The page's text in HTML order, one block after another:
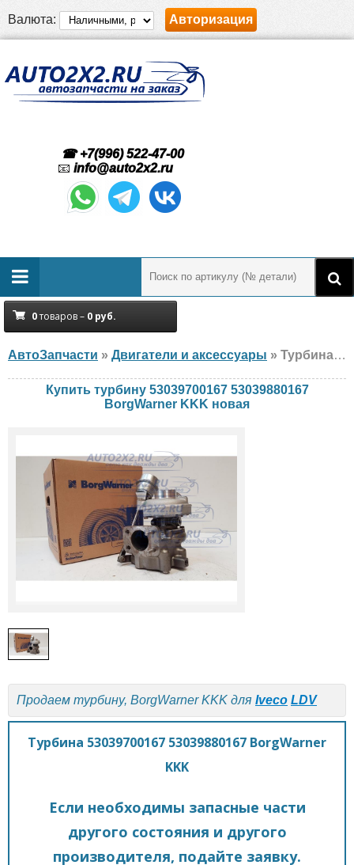
Валюта: Авторизация
☎ +7(996) 522-47-00
📧 info@auto2x2.ru
0товаров – 0 руб.
АвтоЗапчасти » Двигатели и аксессуары » Турбина BorgWarner KKK 53039700167 53039880167 Iveco, LDV, новая
Купить турбину 53039700167 53039880167
BorgWarner KKK новая
Продаем турбину, BorgWarner KKK для Iveco LDV
Турбина 53039700167 53039880167 BorgWarner
KKK
Если необходимы запасные части
другого состояния и другого
производителя, подайте заявку.